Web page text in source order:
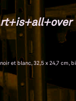
et blanc, 32,5 x 24,7 cm,